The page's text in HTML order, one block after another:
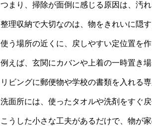
つまり、掃除が面倒に感じる原因は、汚
整理収納で大切なのは、物をきれいに隠す
使う場所の近くに、戻しやすい定位置を作
例えば、玄関にカバンや上着の一時置き場
リビングに郵便物や学校の書類を入れる
洗面所には、使ったタオルや洗剤をすぐ
こうした小さな工夫があるだけで、物が